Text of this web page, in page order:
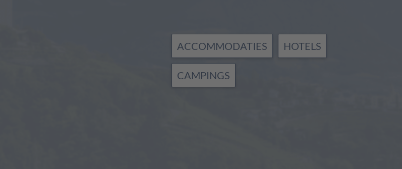
ACCOMMODATIES HOTELS
CAMPINGS